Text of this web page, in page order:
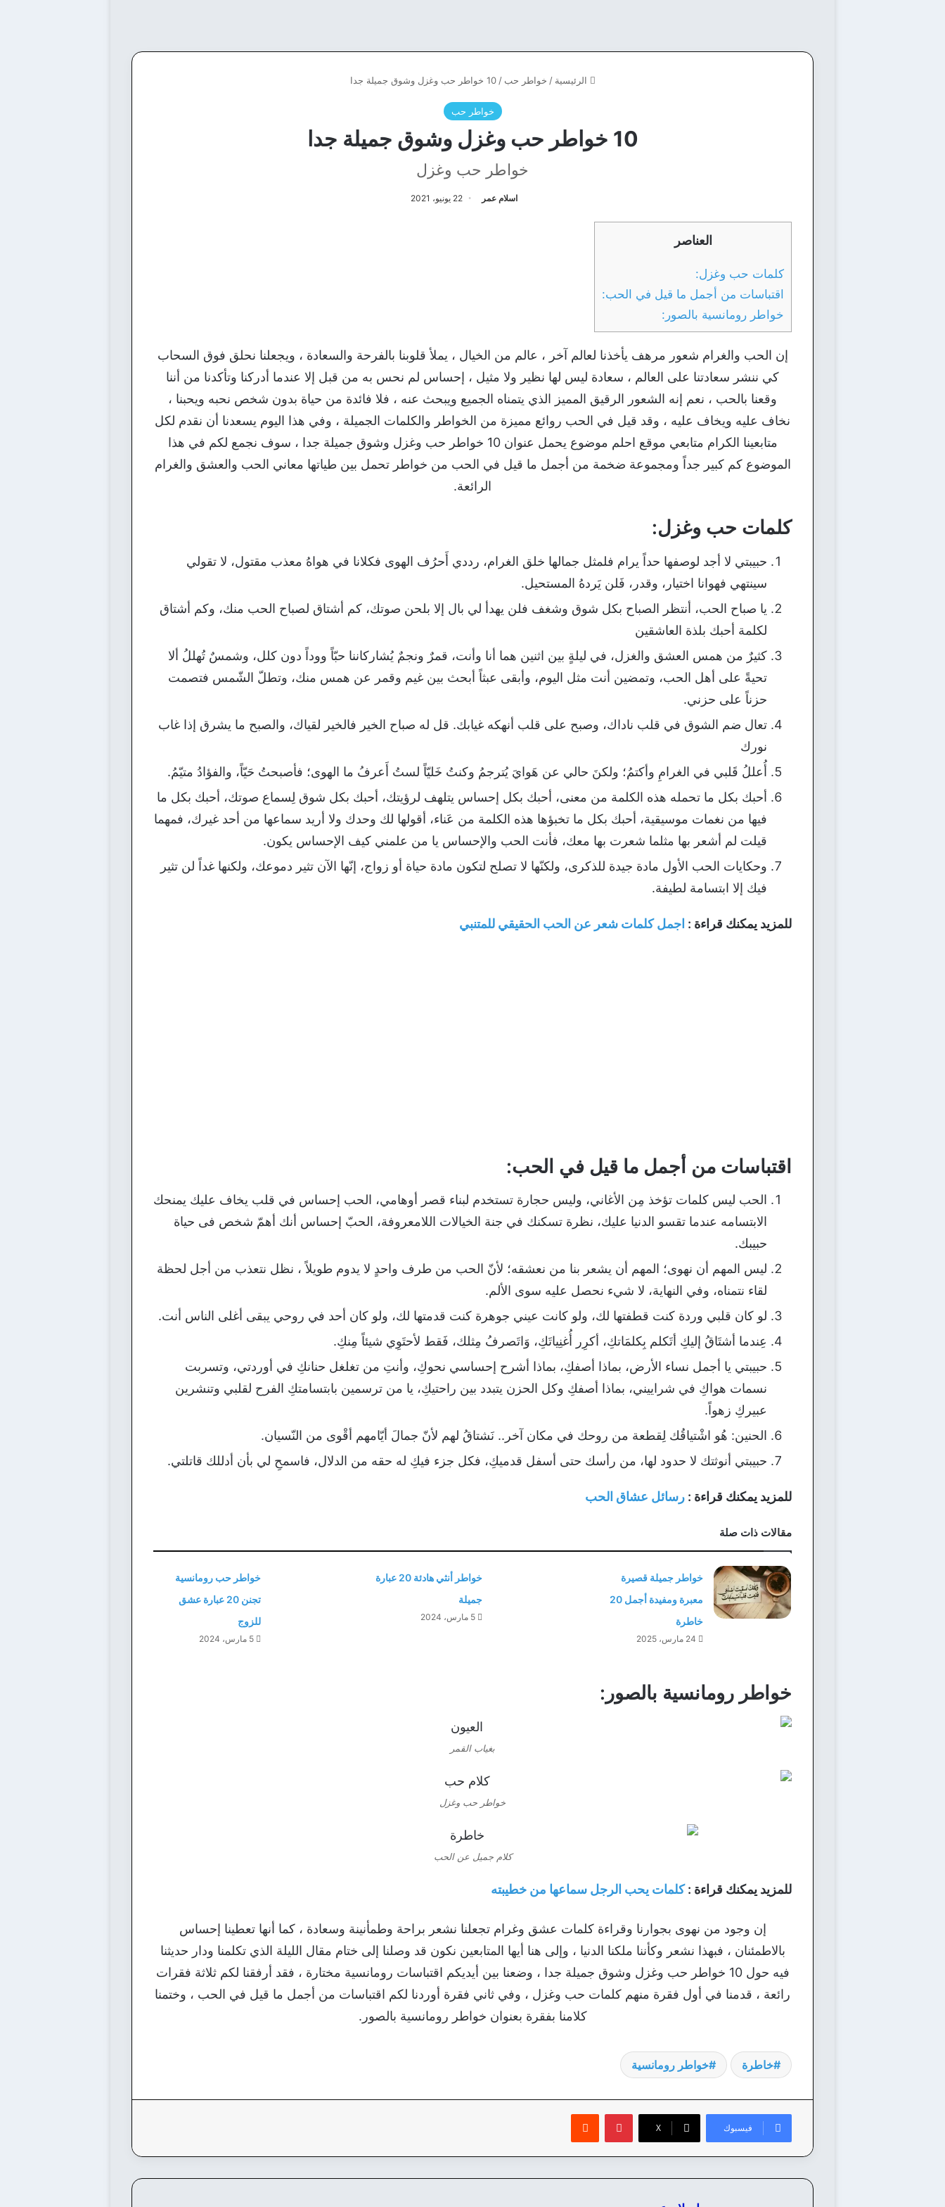
الرئيسية / خواطر حب / 10 خواطر حب وغزل وشوق جميلة جدا
خواطر حب
10 خواطر حب وغزل وشوق جميلة جدا
خواطر حب وغزل
اسلام عمر 22 يونيو، 2021
العناصر
كلمات حب وغزل:
اقتباسات من أجمل ما قيل في الحب:
خواطر رومانسية بالصور:
إن الحب والغرام شعور مرهف يأخذنا لعالم آخر ، عالم من الخيال ، يملأ قلوبنا بالفرحة والسعادة ، ويجعلنا نحلق فوق السحاب
كي ننشر سعادتنا على العالم ، سعادة ليس لها نظير ولا مثيل ، إحساس لم نحس به من قبل إلا عندما أدركنا وتأكدنا من أننا
وقعنا بالحب ، نعم إنه الشعور الرقيق المميز الذي يتمناه الجميع ويبحث عنه ، فلا فائدة من حياة بدون شخص نحبه ويحبنا ،
نخاف عليه ويخاف عليه ، وقد قيل في الحب روائع مميزة من الخواطر والكلمات الجميلة ، وفي هذا اليوم يسعدنا أن نقدم لكل
متابعينا الكرام متابعي موقع احلم موضوع يحمل عنوان 10 خواطر حب وغزل وشوق جميلة جدا ، سوف نجمع لكم في هذا
الموضوع كم كبير جداً ومجموعة ضخمة من أجمل ما قيل في الحب من خواطر تحمل بين طياتها معاني الحب والعشق والغرام
الرائعة.
كلمات حب وغزل:
حبيبتي لا أجد لوصفها حداً يرام فلمثل جمالها خلق الغرام، رددي أَحرُف الهوى فكلانا في هواهُ معذب مقتول، لا تقولي
سينتهي فهوانا اختيار، وقدر، فَلن يَردهُ المستحيل.
يا صباح الحب، أنتظر الصباح بكل شوق وشغف فلن يهدأ لي بال إلا بلحن صوتك، كم أشتاق لصباح الحب منك، وكم أشتاق
لكلمة أحبك بلذة العاشقين
كثيرٌ من همس العشق والغزل، في ليلةٍ بين اثنين هما أنا وأنت، قمرٌ ونجمٌ يُشاركاننا حبّاً ووداً دون كلل، وشمسٌ تُهللُ ألا
تحيةً على أهل الحب، وتمضين أنت مثل اليوم، وأبقى عبثاً أبحث بين غيم وقمر عن همس منك، وتطلّ الشّمس فتصمت
حزناً على حزني.
تعال ضم الشوق في قلب ناداك، وصبح على قلب أنهكه غيابك. قل له صباح الخير فالخير لقياك، والصبح ما يشرق إذا غاب
نورك
أُعللُ قَلبي في الغرامِ وأكتمُ؛ ولكنَ حالي عن هَوايَ يُترجمُ وكنتُ خَليّاً لستُ أَعرفُ ما الهوى؛ فأصبحتُ حَيّاً، والفؤادُ متيّمُ.
أحبك بكل ما تحمله هذه الكلمة من معنى، أحبك بكل إحساس يتلهف لرؤيتك، أحبك بكل شوق لِسماع صوتك، أحبك بكل ما
فيها من نغمات موسيقية، أحبك بكل ما تخبؤها هذه الكلمة من عَناء، أقولها لك وحدك ولا أريد سماعها من أحد غيرك، فمهما
قيلت لم أشعر بها مثلما شعرت بها معك، فأنت الحب والإحساس يا من علمني كيف الإحساس يكون.
وحكايات الحب الأول مادة جيدة للذكرى، ولكنّها لا تصلح لتكون مادة حياة أو زواج، إنّها الآن تثير دموعك، ولكنها غداً لن تثير
فيك إلا ابتسامة لطيفة.
للمزيد يمكنك قراءة : اجمل كلمات شعر عن الحب الحقيقي للمتنبي
اقتباسات من أجمل ما قيل في الحب:
الحب ليس كلمات تؤخذ مِن الأغاني، وليس حجارة تستخدم لبناء قصر أوهامي، الحب إحساس في قلب يخاف عليك يمنحك
الابتسامه عندما تقسو الدنيا عليك، نظرة تسكنك في جنة الخيالات اللامعروفة، الحبّ إحساس أنك أهمّ شخص فى حياة
حبيبك.
ليس المهم أن نهوى؛ المهم أن يشعر بنا من نعشقه؛ لأنّ الحب من طرف واحدٍ لا يدوم طويلاً ، نظل نتعذب من أجل لحظة
لقاء نتمناه، وفي النهاية، لا شيء نحصل عليه سوى الألم.
لو كان قلبي وردة كنت قطفتها لك، ولو كانت عيني جوهرة كنت قدمتها لك، ولو كان أحد في روحي يبقى أغلى الناس أنت.
عِندما أشتَاقُ إليكِ أتَكلم بِكلمَاتكِ، أكرِر أُغنِياتَكِ، وَاتَصرفُ مِثلك، فَقط لأحتَوِي شيئاً مِنكِ.
حبيبتي يا أجمل نساء الأرض، بماذا أصفكِ، بماذا أشرح إحساسي نحوكِ، وأنتِ من تغلغل حنانكِ في أوردتي، وتسربت
نسمات هواكِ في شراييني، بماذا أصفكِ وكل الحزن يتبدد بين راحتيكِ، يا من ترسمين بابتسامتكِ الفرح لقلبي وتنشرين
عبيركِ زهواً.
الحنين: هُو اشْتياقُك لِقطعة من روحك في مكان آخر.. نَشتاقُ لهم لأنّ جمالَ أيّامهم أقْوى من النّسيان.
حبيبتي أنوثتك لا حدود لها، من رأسك حتى أسفل قدميكِ، فكل جزء فيكِ له حقه من الدلال، فاسمحِ لي بأن أدللك قاتلتي.
للمزيد يمكنك قراءة : رسائل عشاق الحب
مقالات ذات صلة
خواطر جميلة قصيرة
معبرة ومفيدة أجمل 20
خاطرة
24 مارس، 2025
خواطر أنثي هادئة 20 عبارة
جميلة
5 مارس، 2024
خواطر حب رومانسية
تجنن 20 عبارة عشق
للزوج
5 مارس، 2024
خواطر رومانسية بالصور:
بغياب القمر
خواطر حب وغزل
كلام جميل عن الحب
للمزيد يمكنك قراءة :كلمات يحب الرجل سماعها من خطيبته
إن وجود من نهوى بجوارنا وقراءة كلمات عشق وغرام تجعلنا نشعر براحة وطمأنينة وسعادة ، كما أنها تعطينا إحساس
بالاطمئنان ، فبهذا نشعر وكأننا ملكنا الدنيا ، وإلى هنا أيها المتابعين نكون قد وصلنا إلى ختام مقال الليلة الذي تكلمنا ودار حديثنا
فيه حول 10 خواطر حب وغزل وشوق جميلة جدا ، وضعنا بين أيديكم اقتباسات رومانسية مختارة ، فقد أرفقنا لكم ثلاثة فقرات
رائعة ، قدمنا في أول فقرة منهم كلمات حب وغزل ، وفي ثاني فقرة أوردنا لكم اقتباسات من أجمل ما قيل في الحب ، وختمنا
كلامنا بفقرة بعنوان خواطر رومانسية بالصور.
خاطرة خواطر رومانسية
فيسبوك ‫X
بينتيريست